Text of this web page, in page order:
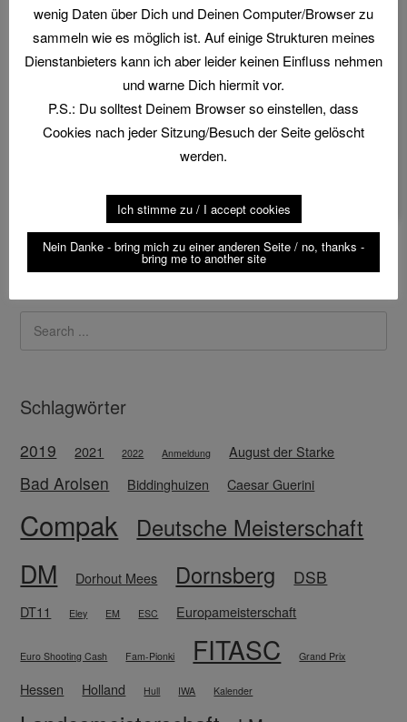
Geschrieben in:blog,sporting Markiert mit:2023,
Ayesha Al Yassi ,championship, clay shooting,
competition,Emirates,FMSC,Fujairah,
George Digweed,mountain shooting,Parcours
Phil Gray, Saif bin Futtais,Sheikh Mohammed bin
Hamad Al Sharqi,Sporting,Tontauben,tournament,
United Arab Emirates,VAE,
Suche
Schlagwörter
2019 2021 2022 Anmeldung August der Starke
Bad Arolsen Biddinghuizen Caesar Guerini
Compak Deutsche Meisterschaft
DM Dorhout Mees Dornsberg DSB
DT11 Eley EM ESC Europameisterschaft
Euro Shooting Cash Fam-Pionki FITASC Grand Prix
Hessen Holland Hull IWA Kalender
wenig Daten über Dich und Deinen Computer/Browser zu
sammeln wie es möglich ist. Auf einige Strukturen meines
Dienstanbieters kann ich aber leider keinen Einfluss nehmen
und warne Dich hiermit vor.
P.S.: Du solltest Deinem Browser so einstellen, dass
Cookies nach jeder Sitzung/Besuch der Seite gelöscht
werden.
Ich stimme zu / I accept cookies
Nein Danke - bring mich zu einer anderen Seite / no, thanks -
bring me to another site